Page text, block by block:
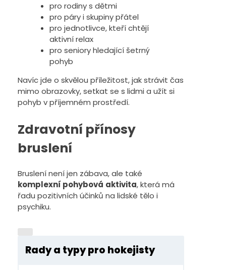
pro rodiny s dětmi
pro páry i skupiny přátel
pro jednotlivce, kteří chtějí
aktivní relax
pro seniory hledající šetrný
pohyb
Navíc jde o skvělou příležitost, jak strávit čas
mimo obrazovky, setkat se s lidmi a užít si
pohyb v příjemném prostředí.
Zdravotní přínosy
bruslení
Bruslení není jen zábava, ale také
komplexní pohybová aktivita, která má
řadu pozitivních účinků na lidské tělo i
psychiku.
Rady a typy pro hokejisty